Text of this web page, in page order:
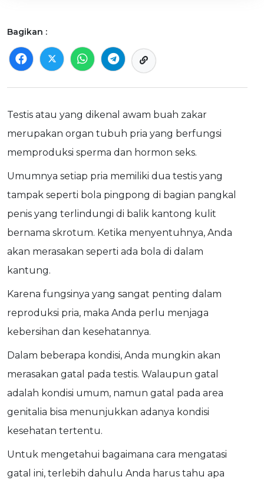
Bagikan :
Testis atau yang dikenal awam buah zakar
merupakan organ tubuh pria yang berfungsi
memproduksi sperma dan hormon seks.
Umumnya setiap pria memiliki dua testis yang
tampak seperti bola pingpong di bagian pangkal
penis yang terlindungi di balik kantong kulit
bernama skrotum. Ketika menyentuhnya, Anda
akan merasakan seperti ada bola di dalam
kantung.
Karena fungsinya yang sangat penting dalam
reproduksi pria, maka Anda perlu menjaga
kebersihan dan kesehatannya.
Dalam beberapa kondisi, Anda mungkin akan
merasakan gatal pada testis. Walaupun gatal
adalah kondisi umum, namun gatal pada area
genitalia bisa menunjukkan adanya kondisi
kesehatan tertentu.
Untuk mengetahui bagaimana cara mengatasi
gatal ini, terlebih dahulu Anda harus tahu apa